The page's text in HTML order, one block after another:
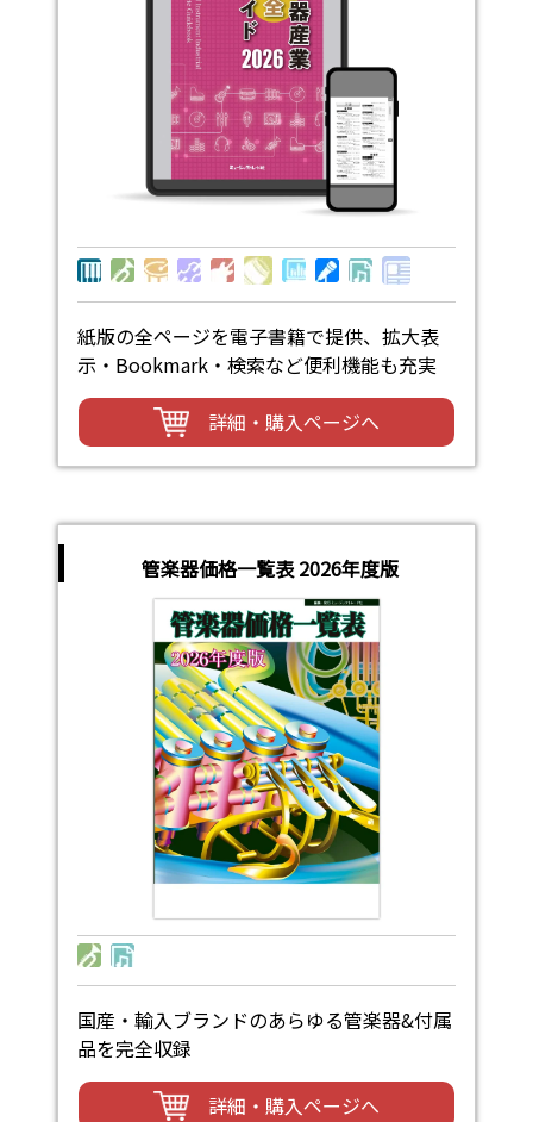
紙版の全ページを電子書籍で提供、拡大表
示・Bookmark・検索など便利機能も充実
詳細・購入ページへ
管楽器価格一覧表 2026年度版
国産・輸入ブランドのあらゆる管楽器&付属
品を完全収録
詳細・購入ページへ